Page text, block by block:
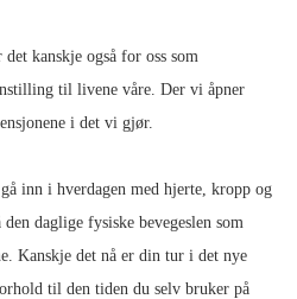
kanskje også for oss som
til livene våre. Der vi åpner
i det vi gjør.
inn i hverdagen med hjerte, kropp og
daglige fysiske bevegeslen som
Kanskje det nå er din tur i det nye
til den tiden du selv bruker på